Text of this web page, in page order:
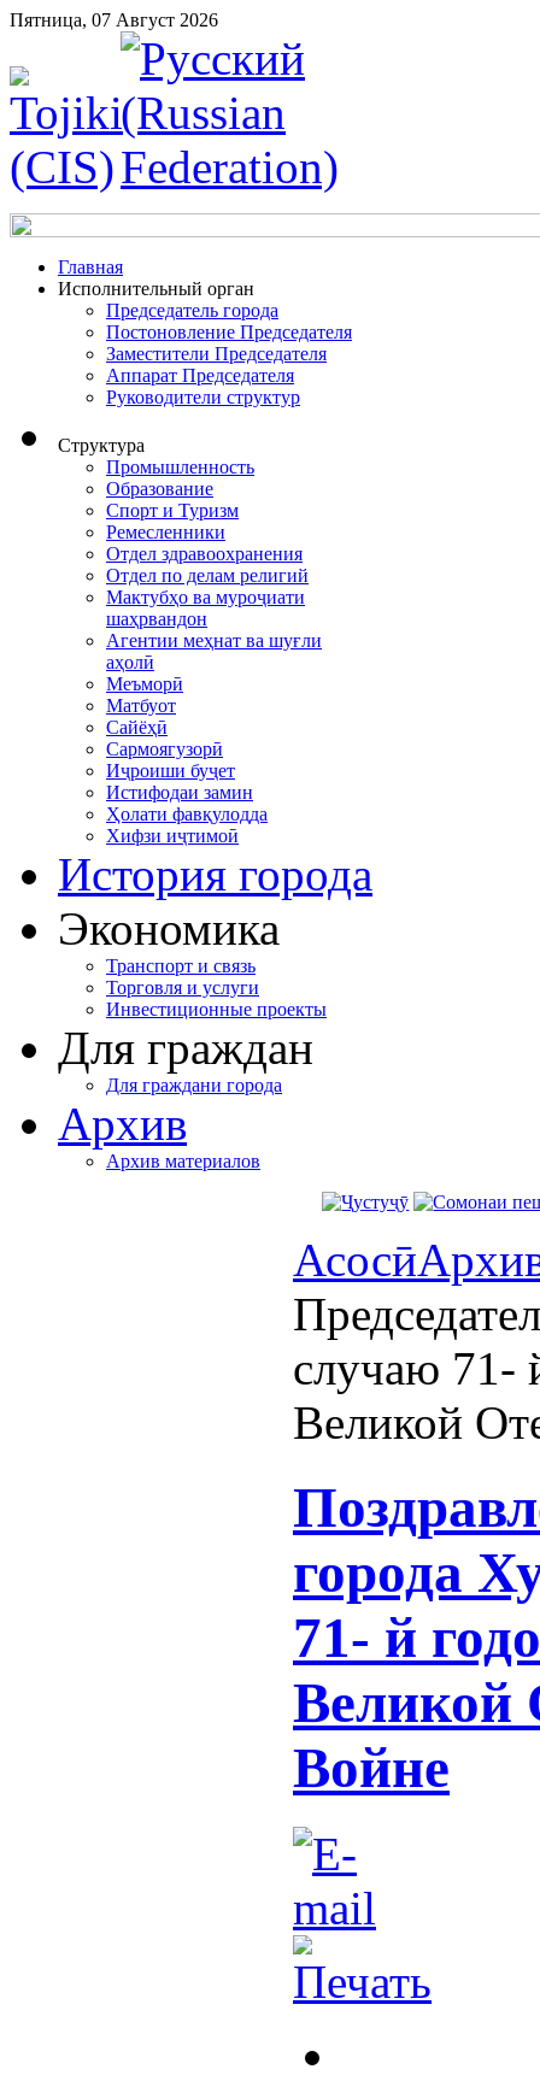
Пятница, 07 Август 2026
Главная
Исполнительный орган
Председатель города
Постоновление Председателя
Заместители Председателя
Аппарат Председателя
Руководители структур
Структура
Промышленность
Образование
Спорт и Туризм
Ремесленники
Отдел здравоохранения
Отдел по делам религий
Мактубҳо ва муроҷиати
шаҳрвандон
Агентии меҳнат ва шуғли
аҳолӣ
Меъморӣ
Матбуот
Сайёҳӣ
Сармоягузорӣ
Иҷроиши буҷет
Истифодаи замин
Ҳолати фавқулодда
Хифзи иҷтимоӣ
История города
Экономика
Транспорт и связь
Торговля и услуги
Инвестиционные проекты
Для граждан
Для граждани города
Архив
Архив материалов
Асосӣ
случаю 71-
Великой
города
71- й
Великой
Войне